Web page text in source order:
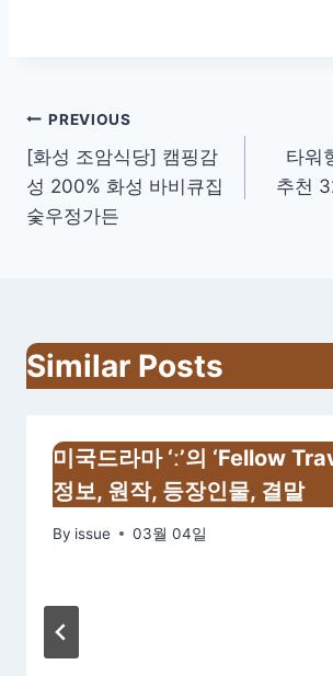
글
내
비
션
PREVIOUS
[화성 조암식당] 캠핑감
성 200% 화성 바비큐집
숯우정가든
타워
추천
Similar Posts
미국드라마 ‘ː’의 ‘Fellow
정보, 원작, 등장인물, 결말
By issue 03월 04일